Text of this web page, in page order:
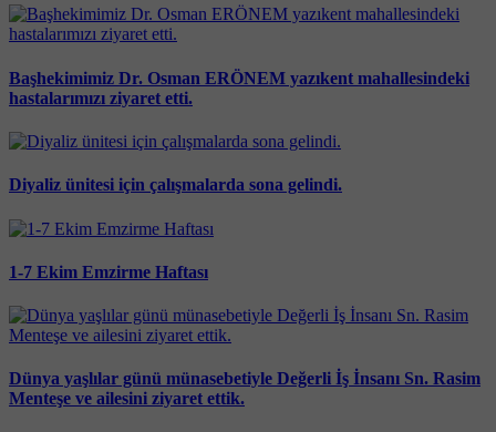
Başhekimimiz Dr. Osman ERÖNEM yazıkent mahallesindeki
hastalarımızı ziyaret etti.
Diyaliz ünitesi için çalışmalarda sona gelindi.
1-7 Ekim Emzirme Haftası
Dünya yaşlılar günü münasebetiyle Değerli İş İnsanı Sn. Rasim
Menteşe ve ailesini ziyaret ettik.